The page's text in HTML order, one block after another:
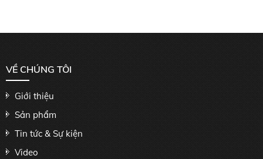
VỀ CHÚNG TÔI
Giới thiệu
Sản phẩm
Tin tức & Sự kiện
Video